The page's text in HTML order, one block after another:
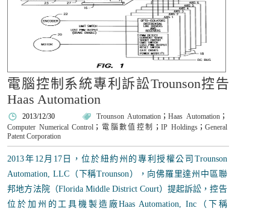
電腦控制系統專利訴訟Trounson控告
Haas Automation
2013/12/30 Trounson Automation ；Haas Automation；
Computer Numerical Control； 電腦數值控制 ；IP Holdings； General
Patent Corporation
2013年12月17日，位於紐約州的專利授權公司Trounson
Automation, LLC（下稱Trounson），向佛羅里達州中區聯
邦地方法院（Florida Middle District Court）提起訴訟，控告
位於加州的工具機製造廠Haas Automation, Inc（下稱